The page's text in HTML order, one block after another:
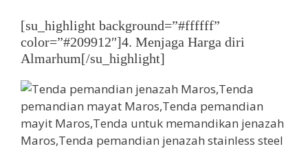
[su_highlight background=”#ffffff”
color=”#209912″]4. Menjaga Harga diri
Almarhum[/su_highlight]